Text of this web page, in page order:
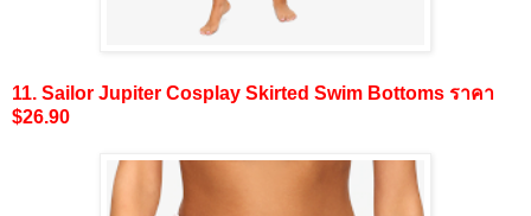
11. Sailor Jupiter Cosplay Skirted Swim Bottoms ราคา
$26.90